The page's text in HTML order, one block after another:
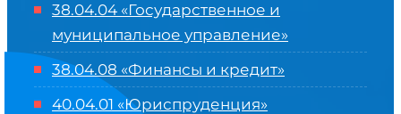
38.04.04 «Государственное и
муниципальное управление»
38.04.08 «Финансы и кредит»
40.04.01 «Юриспруденция»